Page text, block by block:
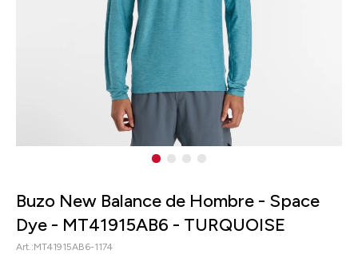
Buzo New Balance de Hombre - Space
Dye - MT41915AB6 - TURQUOISE
MT41915AB6-1174